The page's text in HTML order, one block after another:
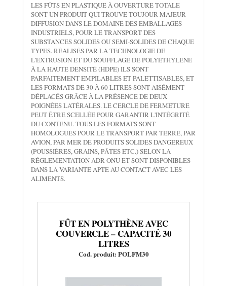
LES FÛTS EN PLASTIQUE À OUVERTURE TOTALE
SONT UN PRODUIT QUI TROUVE TOUJOUR MAJEUR
DIFFUSION DANS LE DOMAINE DES EMBALLAGES
INDUSTRIELS, POUR LE TRANSPORT DES
SUBSTANCES SOLIDES OU SEMI-SOLIDES DE CHAQUE
TYPES. RÉALISÉS PAR LA TECHNOLOGIE DE
L'EXTRUSION ET DU SOUFFLAGE DE POLYÉTHYLÈNE
À LA HAUTE DENSITÉ (HDPE) ILS SONT
PARFAITEMENT EMPILABLES ET PALETTISABLES, ET
LES FORMATS DE 30 À 60 LITRES SONT AISÉMENT
DÉPLACÉS GRÂCE À LA PRÉSENCE DE DEUX
POIGNÉES LATÉRALES. LE CERCLE DE FERMETURE
PEUT ÊTRE SCELLÉE POUR GARANTIR L'INTÉGRITÉ
DU CONTENU. TOUS LES FORMATS SONT
HOMOLOGUÉS POUR LE TRANSPORT PAR TERRE, PAR
AVION, PAR MER DE PRODUITS SOLIDES DANGEREUX
(POUSSIÈRES, GRAINS, PÂTES ETC.) SELON LA
RÉGLEMENTATION ADR ONU ET SONT DISPONIBLES
DANS LA VARIANTE APTE AU CONTACT AVEC LES
ALIMENTS.
FÛT EN POLYTHÈNE AVEC
COUVERCLE – CAPACITÉ 30
LITRES
Cod. produit: POLFM30